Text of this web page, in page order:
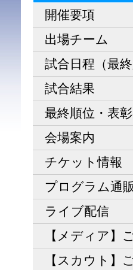
開催要項
出場チーム
試合日程（最終
試合結果
最終順位・表
会場案内
チケット情報
プログラム通販
ライブ配信
【メディア】
【スカウト】